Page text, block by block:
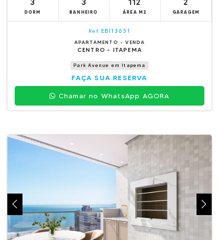
3
DORM
3
BANHEIRO
112
ÁREA M2
2
GARAGEM
Ref. EBI13631
APARTAMENTO - VENDA
CENTRO - ITAPEMA
Park Avenue em Itapema
FAÇA SUA RESERVA
Chamar no WhatsApp AGORA